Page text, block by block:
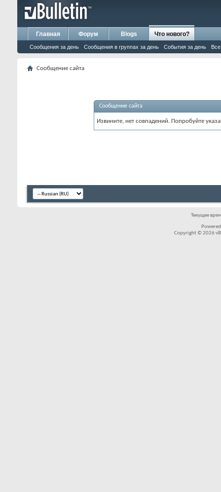
Главная Форум Blogs Что нового?
Сообщения за день Сообщения в группах за день События за день
Сообщение сайта
Сообщение сайта
Извините, нет совпадений. Попробуйте
Текущее
Copyright © 2026